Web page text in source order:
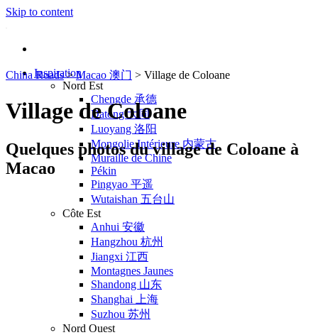
Skip to content
Inspiration
Nord Est
Chengde 承德
Datong 大同
Luoyang 洛阳
Mongolie Intérieure 内蒙古
Muraille de Chine
Pékin
Pingyao 平遥
Wutaishan 五台山
Côte Est
Anhui 安徽
Hangzhou 杭州
Jiangxi 江西
Montagnes Jaunes
Shandong 山东
Shanghai 上海
Suzhou 苏州
Nord Ouest
China Roads > Macao 澳门 > Village de Coloane
Village de Coloane
Quelques photos du village de Coloane à
Macao